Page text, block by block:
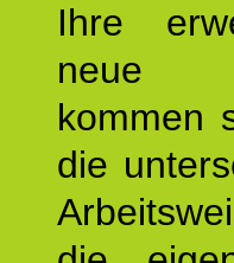
Ihre
neue
kommen
die